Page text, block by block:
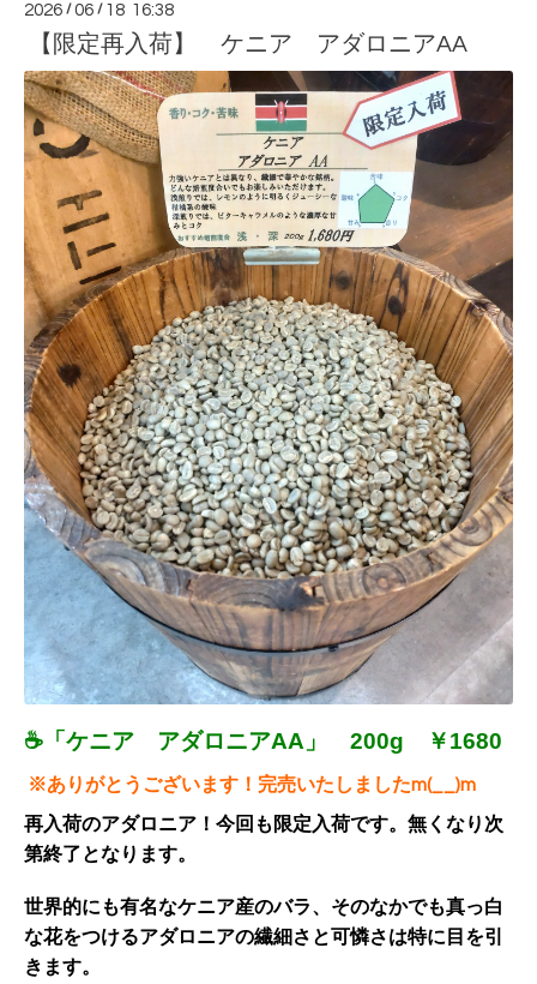
2026 /06 / 18 16:38
【限定再入荷】 ケニア アダロニアAA
☕「ケニア アダロニアAA」 200g ￥1680
※ありがとうございます！完売いたしましたm(__)m
再入荷のアダロニア！ 今回も限定入荷です。無くなり次
第終了となります。
世界的にも有名なケニア産のバラ、そのなかでも真っ白
な花をつけるアダロニアの繊細さと可憐さは特に目を引
きます。